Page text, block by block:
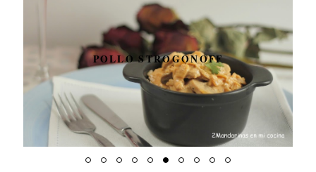
POLLO STROGONOFF